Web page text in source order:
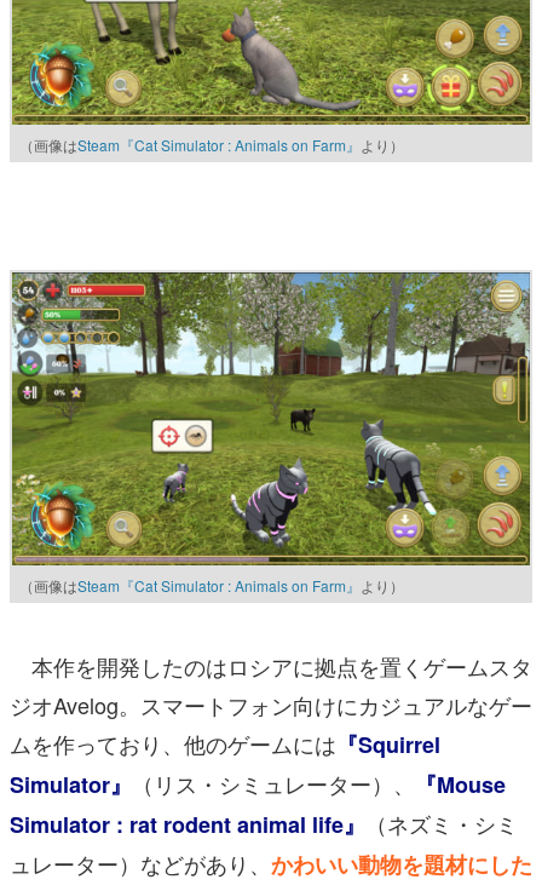
（画像はSteam『Cat Simulator : Animals on Farm』 より）
（画像はSteam『Cat Simulator : Animals on Farm』 より）
本作を開発したのはロシアに拠点を置くゲームスタ
ジオAvelog。スマートフォン向けにカジュアルなゲー
ムを作っており、他のゲームには 『Squirrel
Simulator』
（リス・シミュレーター）、
『Mouse
Simulator : rat rodent animal life』
（ネズミ・シミ
ュレーター）などがあり、 かわいい動物を題材にした